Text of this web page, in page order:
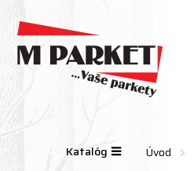
Úvod
Katalóg